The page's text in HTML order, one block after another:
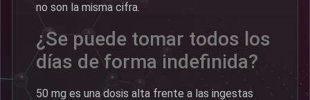
no son la misma cifra.
¿Se puede tomar todos los
días de forma indefinida?
50 mg es una dosis alta frente a las ingestas